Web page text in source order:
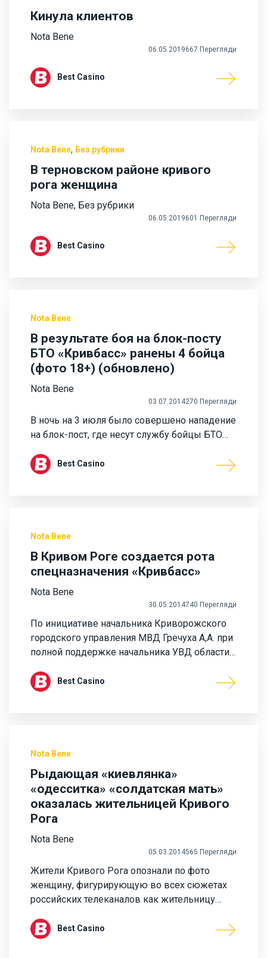
Кинула клиентов
Nota Bene
06.05.2019667 Перегляди
Best Casino
Nota Bene, Без рубрики
В терновском районе кривого
рога женщина
Nota Bene, Без рубрики
06.05.2019601 Перегляди
Best Casino
Nota Bene
В результате боя на блок-посту
БТО «Кривбасс» ранены 4 бойца
(фото 18+) (обновлено)
Nota Bene
03.07.2014270 Перегляди
В ночь на 3 июля было совершено нападение
на блок-пост, где несут службу бойцы БТО…
Best Casino
Nota Bene
В Кривом Роге создается рота
спецназначения «Кривбасс»
Nota Bene
30.05.2014740 Перегляди
По инициативе начальника Криворожского
городского управления МВД Гречуха А,А. при
полной поддержке начальника УВД области…
Best Casino
Nota Bene
Рыдающая «киевлянка»
«одесситка» «солдатская мать»
оказалась жительницей Кривого
Рога
Nota Bene
05.03.2014565 Перегляди
Жители Кривого Рога опознали по фото
женщину, фигурирующую во всех сюжетах
российских телеканалов как жительницу…
Best Casino